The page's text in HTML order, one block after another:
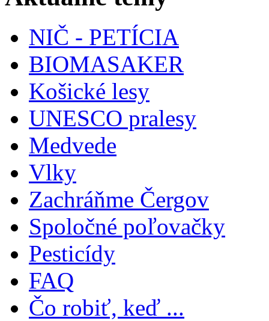
NIČ - PETÍCIA
BIOMASAKER
Košické lesy
UNESCO pralesy
Medvede
Vlky
Zachráňme Čergov
Spoločné poľovačky
Pesticídy
FAQ
Čo robiť, keď ...